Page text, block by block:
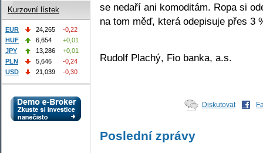
se nedaří ani komoditám. Ropa si
na tom měď, která odepisuje přes 3
Rudolf Plachý, Fio banka, a.s.
Diskutovat
Poslední zprávy
Kurzovní lístek
EUR 24,265
-0,22
HUF
6,654
+0,01
JPY
13,286
+0,01
PLN
5,646
-0,24
USD
21,039 -0,30